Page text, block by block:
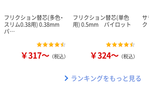
フリクション替芯(多色・
スリム0.38用) 0.38mm
パ…
￥317～ （税込）
フリクション替芯(単色
用) 0.5mm パイロット
￥324～ （税込）
ランキングをもっと見る